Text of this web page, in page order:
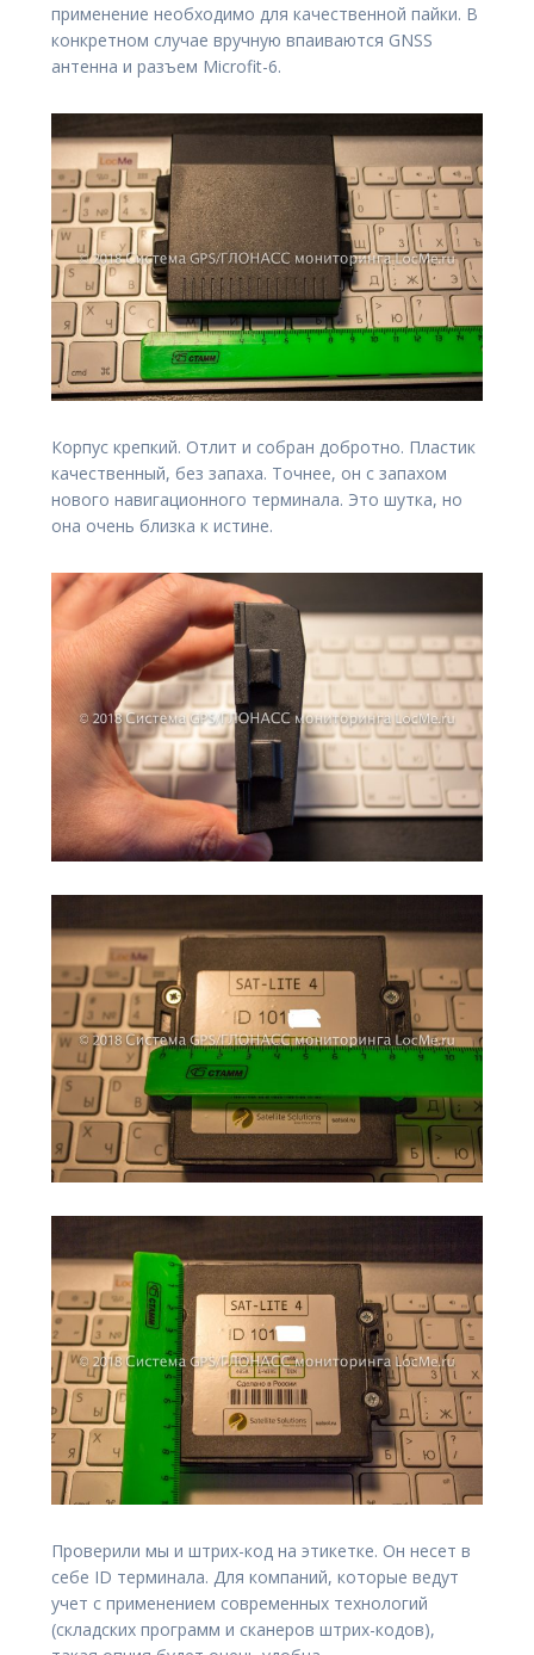
применение необходимо для качественной пайки. В
конкретном случае вручную впаиваются GNSS
антенна и разъем Microfit-6.
Корпус крепкий. Отлит и собран добротно. Пластик
качественный, без запаха. Точнее, он с запахом
нового навигационного терминала. Это шутка, но
она очень близка к истине.
Проверили мы и штрих-код на этикетке. Он несет в
себе ID терминала. Для компаний, которые ведут
учет с применением современных технологий
(складских программ и сканеров штрих-кодов),